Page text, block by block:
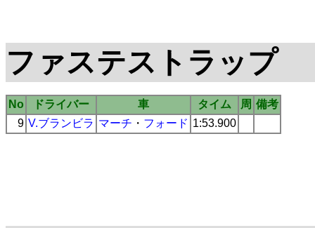
ファステストラップ
No ドライバー 車 タイム 周 備考
9 V.ブランビラ マーチ ・ フォード 1:53.900